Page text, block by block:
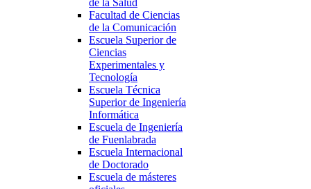
de la Salud
Facultad de Ciencias
de la Comunicación
Escuela Superior de
Ciencias
Experimentales y
Tecnología
Escuela Técnica
Superior de Ingeniería
Informática
Escuela de Ingeniería
de Fuenlabrada
Escuela Internacional
de Doctorado
Escuela de másteres